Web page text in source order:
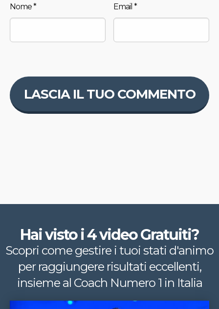
Nome* Email*
Hai visto i 4 video Gratuiti?
Scopri come gestire i tuoi stati d'animo
per raggiungere risultati eccellenti,
insieme al Coach Numero 1 in Italia